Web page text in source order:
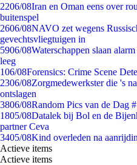
2206/08Iran en Oman eens over
buitenspel
2606/08NAVO zet wegens
gevechtsvliegtuigen in
5906/08Waterschappen slaan
leeg
106/08Forensics: Crime Scene
2306/08Zorgmedewerkster die 's
ontslagen
3806/08Random Pics van de Dag
1805/08Datalek bij Bol en de
partner Ceva
3405/08Kind overleden na
Actieve items
Actieve items